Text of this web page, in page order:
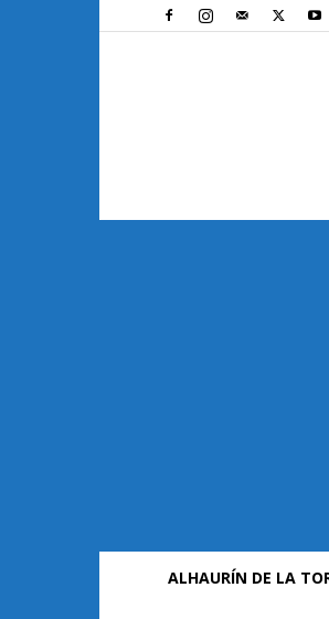
ALHAURÍN DE LA